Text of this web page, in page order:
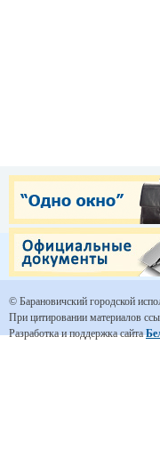
© Барановичский городской
При цитировании материалов
Разработка и поддержка сайта